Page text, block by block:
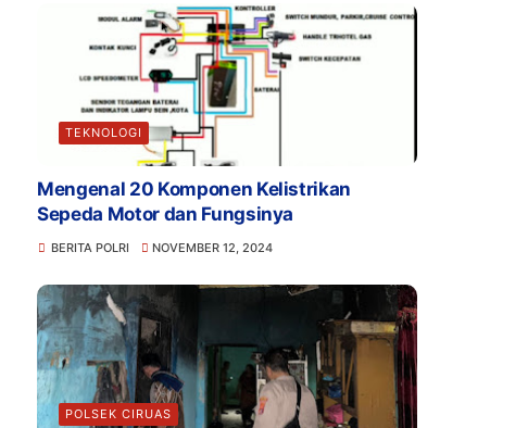
TEKNOLOGI
Mengenal 20 Komponen Kelistrikan
Sepeda Motor dan Fungsinya
BERITA POLRI NOVEMBER 12, 2024
POLSEK CIRUAS